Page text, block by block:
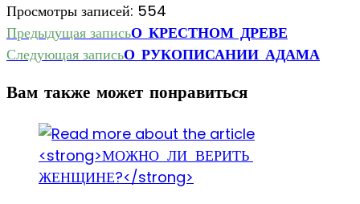
Просмотры записей: 554
Еще
статьи
Предыдущая записьО КРЕСТНОМ ДРЕВЕ
Следующая записьО РУКОПИСАНИИ АДАМА
Вам также может понравиться